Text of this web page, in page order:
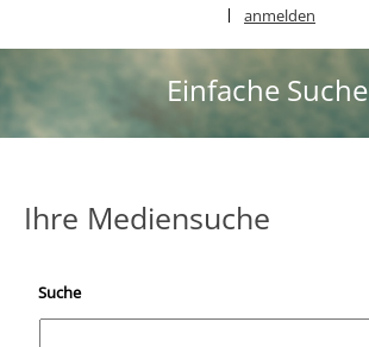
anmelden
Einfache Suche
Ihre Mediensuche
Suche